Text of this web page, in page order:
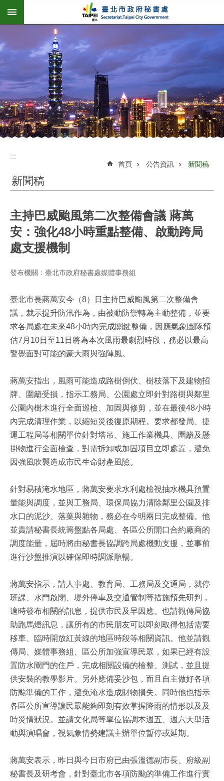
跳到主要內容區塊
:::
首頁 公告資訊 新聞稿
新聞稿
主持巴威颱風第二次整備會議 蔣萬
安：強化48小時重點整備、啟動跨局
處支援機制
發布機關：臺北市政府秘書處媒體事務組
臺北市長蔣萬安今（8）日主持巴威颱風第二次整備會
議，裁示提升防汛作為，由被動防禦轉為主動整備，並要
求各局處在未來48小時內完成關鍵整備，因應氣象團隊預
估7月10日至11日將為本次風雨最劇烈時段，務必以最高
警覺面對可能的豪大雨與強陣風。
蔣萬安指出，風雨可能造成路樹倒伏、樹枝落下及建物招
牌、圍籬受損，指示工務局、公園處立即針對路樹與鄰里
公園內樹木進行全面巡檢、加固與修剪，並在最後48小時
內完成清理作業，以縮短災後復原期程。要求都發局、捷
運工程局等相關單位針對塔吊、施工作業機具、圍籬及懸
掛物進行全面檢查，對需拆卸或加固項目立即處置，避免
因強風吹襲造成市民生命財產風險。
針對易積淹水地區，蔣萬安要求水利處檢視抽水機具預置
量能與調度，並與工務局、環保局協力清除鄰里公園及排
水口的泥沙、落葉與雜物，務必在今明兩日完成整備。他
並責請秘書長統籌盤點各局處、各區公所開口合約廠商的
調度能量，屆時將由秘書長協調跨局處機動支援，並事前
進行沙盤推演以確保即時調派順暢。
蔣萬安指示，請人事處、教育局、工務局及交通局，就停
班課、水門啟閉、堤外停車及交通管制等措施預先研判，
適時發布相關的訊息，提供市民及早因應。也請觀傳局協
助跑馬燈訊息，讓所有的市民朋友可以即刻取得包括需要
移車、臨時開放紅黃線的地區時段等相關資訊。他並請觀
傳局、媒體事務組、區公所加強宣導民眾，如果已經有設
置防水閘門的住戶，完成相關設備的檢整、測試，並且提
供安裝的教學影片。另外應備妥沙包，而且自主做好各項
防颱準備的工作，避免淹水造成財物損失。同時他也指示
各區公所宣導讓民眾能夠即刻有效掌握降雨的情形以及及
時災情狀況。並請文化局等單位協調本週五、週六大型活
動與演唱會，視氣象情勢建議主辦單位暫停或延期。
蔣萬安表示，昨日與今日市府已由張溫德副市長、府級副
秘書長及研考會，針對臺北市各項防颱的準備工作進行實